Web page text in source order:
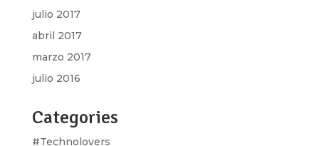
julio 2017
abril 2017
marzo 2017
julio 2016
Categories
#Technolovers